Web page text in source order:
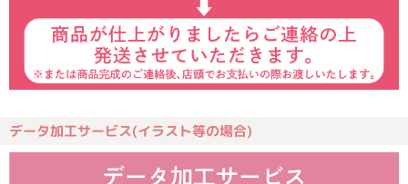
データ加工サービス(イラスト等の場合)